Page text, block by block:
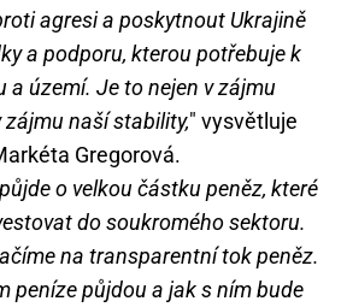
agresi a poskytnout Ukrajině
a podporu, kterou potřebuje k
a území. Je to nejen v zájmu
zájmu naší stability," vysvětluje
Gregorová.
o velkou částku peněz, které
do soukromého sektoru.
na transparentní tok peněz.
peníze půjdou a jak s ním bude